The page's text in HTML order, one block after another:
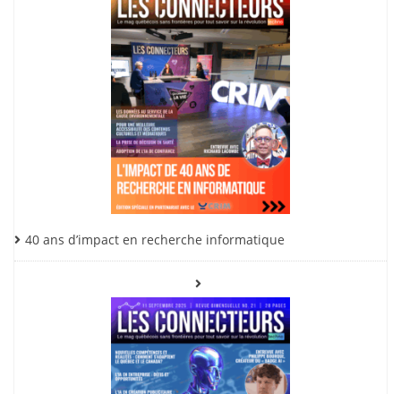
40 ans d’impact en recherche informatique